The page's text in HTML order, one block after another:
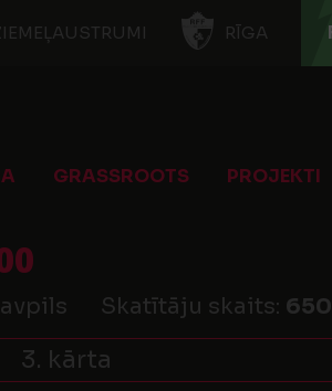
RĪGA
GRASSROOTS PROJEKTI
Skatītāju skaits: 650
3. kārta